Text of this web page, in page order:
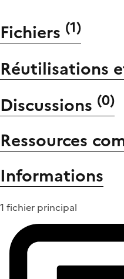
Fichiers (1)
Réutilisations
Discussions (0)
Ressources
Informations
1 fichier principal